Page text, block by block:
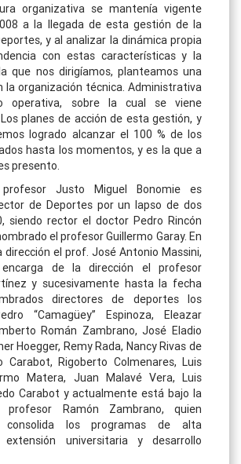
organizativa se mantenía vigente
a la llegada de esta gestión de la
y al analizar la dinámica propia
con estas características y la
que nos dirigíamos, planteamos una
la organización técnica. Administrativa
operativa, sobre la cual se viene
planes de acción de esta gestión, y
logrado alcanzar el 100 % de los
hasta los momentos, y es la que a
presento.
Justo Miguel Bonomie es
de Deportes por un lapso de dos
siendo rector el doctor Pedro Rincón
el profesor Guillermo Garay. En
dirección el prof. José Antonio Massini,
de la dirección el profesor
y sucesivamente hasta la fecha
directores de deportes los
“Camagüey” Espinoza, Eleazar
Román Zambrano, José Eladio
Hoegger, Remy Rada, Nancy Rivas de
Carabot, Rigoberto Colmenares, Luis
Matera, Juan Malavé Vera, Luis
Carabot y actualmente está bajo la
profesor Ramón Zambrano, quien
consolida los programas de alta
extensión universitaria y desarrollo